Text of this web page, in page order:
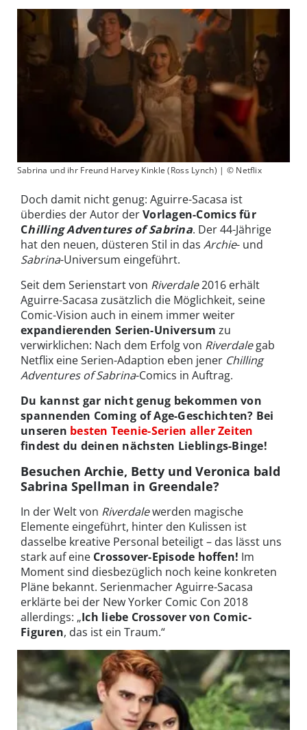
Sabrina und ihr Freund Harvey Kinkle (Ross Lynch) | © Netflix
Doch damit nicht genug: Aguirre-Sacasa ist
überdies der Autor derVorlagen-Comics für
Chilling Adventures of Sabrina. Der 44-Jährige
hat den neuen, düsteren Stil in das Archie- und
Sabrina-Universum eingeführt.
Seit dem Serienstart von Riverdale2016 erhält
Aguirre-Sacasa zusätzlich die Möglichkeit, seine
Comic-Vision auch in einem immer weiter
expandierenden Serien-Universum zu
verwirklichen: Nach dem Erfolg von Riverdalegab
Netflix eine Serien-Adaption eben jener Chilling
Adventures of Sabrina-Comics in Auftrag.
Du kannst gar nicht genug bekommen von
spannenden Coming of Age-Geschichten? Bei
unseren besten Teenie-Serien aller Zeiten
findest du deinen nächsten Lieblings-Binge!
Besuchen Archie, Betty und Veronica bald
Sabrina Spellman in Greendale?
In der Welt von Riverdalewerden magische
Elemente eingeführt, hinter den Kulissen ist
dasselbe kreative Personal beteiligt – das lässt uns
stark auf eine Crossover-Episode hoffen! Im
Moment sind diesbezüglich noch keine konkreten
Pläne bekannt. Serienmacher Aguirre-Sacasa
erklärte bei der New Yorker Comic Con 2018
allerdings: „Ich liebe Crossover von Comic-
Figuren, das ist ein Traum.“